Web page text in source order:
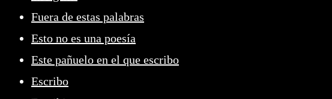
Fuera de estas palabras
Esto no es una poesía
Este pañuelo en el que escribo
Escribo